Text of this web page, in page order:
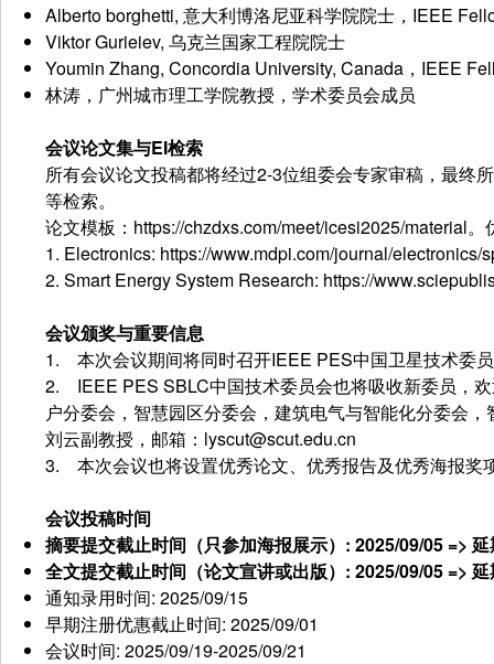
Alberto borghetti, 意大利博洛尼亚科学院院士，IEEE
Viktor Gurieiev, 乌克兰国家工程院院士
Youmin Zhang, Concordia University, Canada，IEEE
林涛，广州城市理工学院教授，学术委员会成员
会议论文集与EI检索
所有会议论文投稿都将经过2-3位组委会专家审稿，最终
等检索。
论文模板：https://chzdxs.com/meet/icesi2025/material
1. Electronics: https://www.mdpi.com/journal/
2. Smart Energy System Research: https://
会议颁奖与重要信息
1. 本次会议期间将同时召开IEEE PES中国卫星技术委
2. IEEE PES SBLC中国技术委员会也将吸收新委员，
户分委会，智慧园区分委会，建筑电气与智能化分委会
刘云副教授，邮箱：lyscut@scut.edu.cn
3. 本次会议也将设置优秀论文、优秀报告及优秀海报奖
会议投稿时间
摘要提交截止时间（只参加海报展示） : 2025/09/05 =>
全文提交截止时间（论文宣讲或出版） : 2025/09/05 =>
通知录用时间: 2025/09/15
早期注册优惠截止时间: 2025/09/01
会议时间: 2025/09/19-2025/09/21